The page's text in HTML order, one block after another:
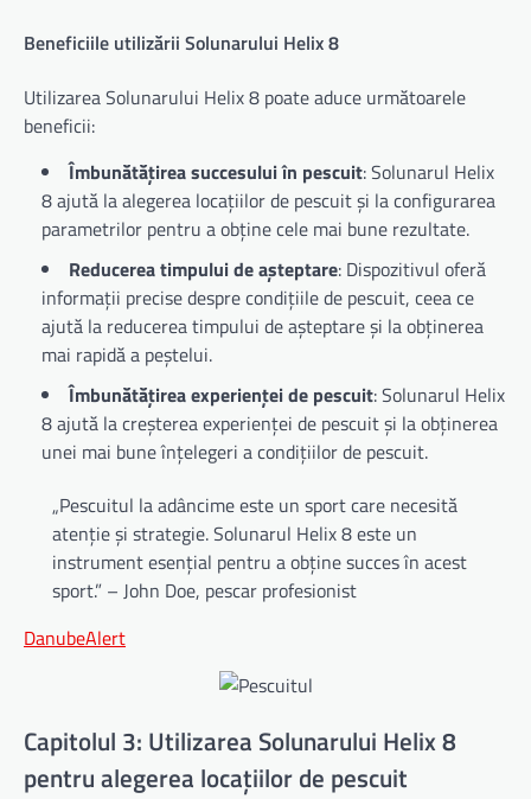
Beneficiile utilizării Solunarului Helix 8
Utilizarea Solunarului Helix 8 poate aduce următoarele
beneficii:
Îmbunătățirea succesului în pescuit: Solunarul Helix
8 ajută la alegerea locațiilor de pescuit și la configurarea
parametrilor pentru a obține cele mai bune rezultate.
Reducerea timpului de așteptare: Dispozitivul oferă
informații precise despre condițiile de pescuit, ceea ce
ajută la reducerea timpului de așteptare și la obținerea
mai rapidă a peștelui.
Îmbunătățirea experienței de pescuit: Solunarul Helix
8 ajută la creșterea experienței de pescuit și la obținerea
unei mai bune înțelegeri a condițiilor de pescuit.
„Pescuitul la adâncime este un sport care necesită
atenție și strategie. Solunarul Helix 8 este un
instrument esențial pentru a obține succes în acest
sport.” – John Doe, pescar profesionist
DanubeAlert
Capitolul 3: Utilizarea Solunarului Helix 8
pentru alegerea locațiilor de pescuit